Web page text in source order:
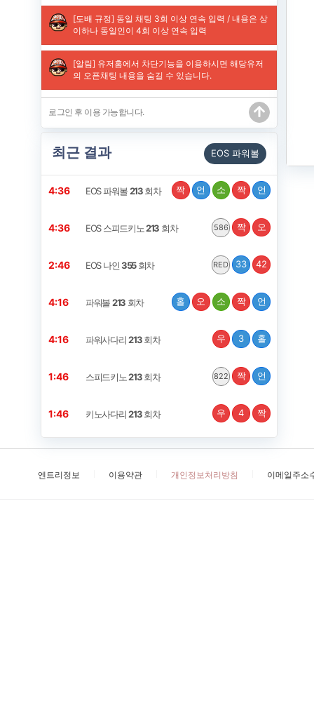
최근 결과 EOS 파워볼
4:35 EOS 파워볼213회차 짝 언 소 짝 언
4:35 EOS 스피드키노213 회차 586 짝 오
2:45 EOS 나인355회차 RED 33 42
4:15 파워볼213회차 홀 오 소 짝 언
4:15 파워사다리213회차 우 3 홀
1:45 스피드키노213회차 822 짝 언
1:45 키노사다리213회차 우 4 짝
엔트리정보 이용약관 개인정보처리방침 이메일주소